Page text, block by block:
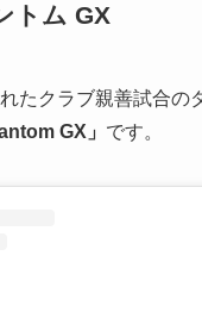
トム GX
たクラブ親善試合の
GX」 です。